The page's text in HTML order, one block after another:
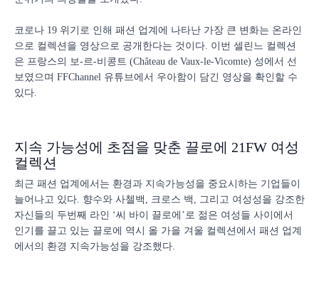
코로나 19 위기로 인해 패션 업계에 나타난 가장 큰 변화는 온라인
으로 컬렉션을 영상으로 공개한다는 것이다. 이번 셀린느 컬렉션
은 프랑스의 보-르-비콩트 (Château de Vaux-le-Vicomte) 성에서 선
보였으며 FFChannel 유튜브에서 우아함이 담긴 영상을 확인할 수
있다.
지속 가능성에 초점을 맞춘 끌로에 21FW 여성
컬렉션
최근 패션 업계에서는 환경과 지속가능성을 중요시하는 기업들이
늘어나고 있다. 향수와 사첼백, 크로스 백, 그리고 여성성을 강조한
자신들의 두번째 라인 ‘씨 바이 끌로에’로 젊은 여성들 사이에서
인기를 끌고 있는 끌로에 역시 올 가을 겨울 컬렉션에서 패션 업계
에서의 환경 지속가능성을 강조했다.